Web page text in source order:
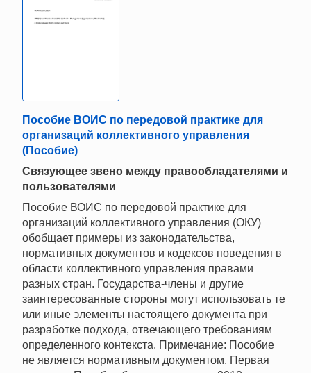
Пособие ВОИС по передовой практике для
организаций коллективного управления
(Пособие)
Связующее звено между правообладателями и
пользователями
Пособие ВОИС по передовой практике для
организаций коллективного управления (ОКУ)
обобщает примеры из законодательства,
нормативных документов и кодексов поведения в
области коллективного управления правами
разных стран. Государства-члены и другие
заинтересованные стороны могут использовать те
или иные элементы настоящего документа при
разработке подхода, отвечающего требованиям
определенного контекста. Примечание: Пособие
не является нормативным документом. Первая